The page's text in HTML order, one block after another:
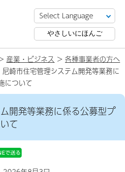
やさしいにほんご
産業・ビジネス > 各種事業者の方へ
崎市住宅管理システム開発等業務に
について
開発等業務に係る公募型プ
て